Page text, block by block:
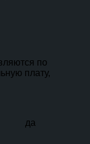
по
плату,
да